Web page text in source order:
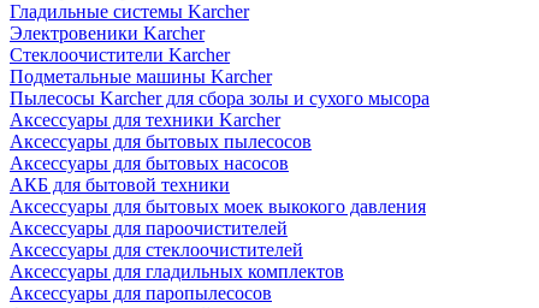
Гладильные системы Karcher
Электровеники Karcher
Стеклоочистители Karcher
Подметальные машины Karcher
Пылесосы Karcher для сбора золы и сухого мысора
Аксессуары для техники Karcher
Аксессуары для бытовых пылесосов
Аксессуары для бытовых насосов
АКБ для бытовой техники
Аксессуары для бытовых моек выкокого давления
Аксессуары для пароочистителей
Аксессуары для стеклоочистителей
Аксессуары для гладильных комплектов
Аксессуары для паропылесосов